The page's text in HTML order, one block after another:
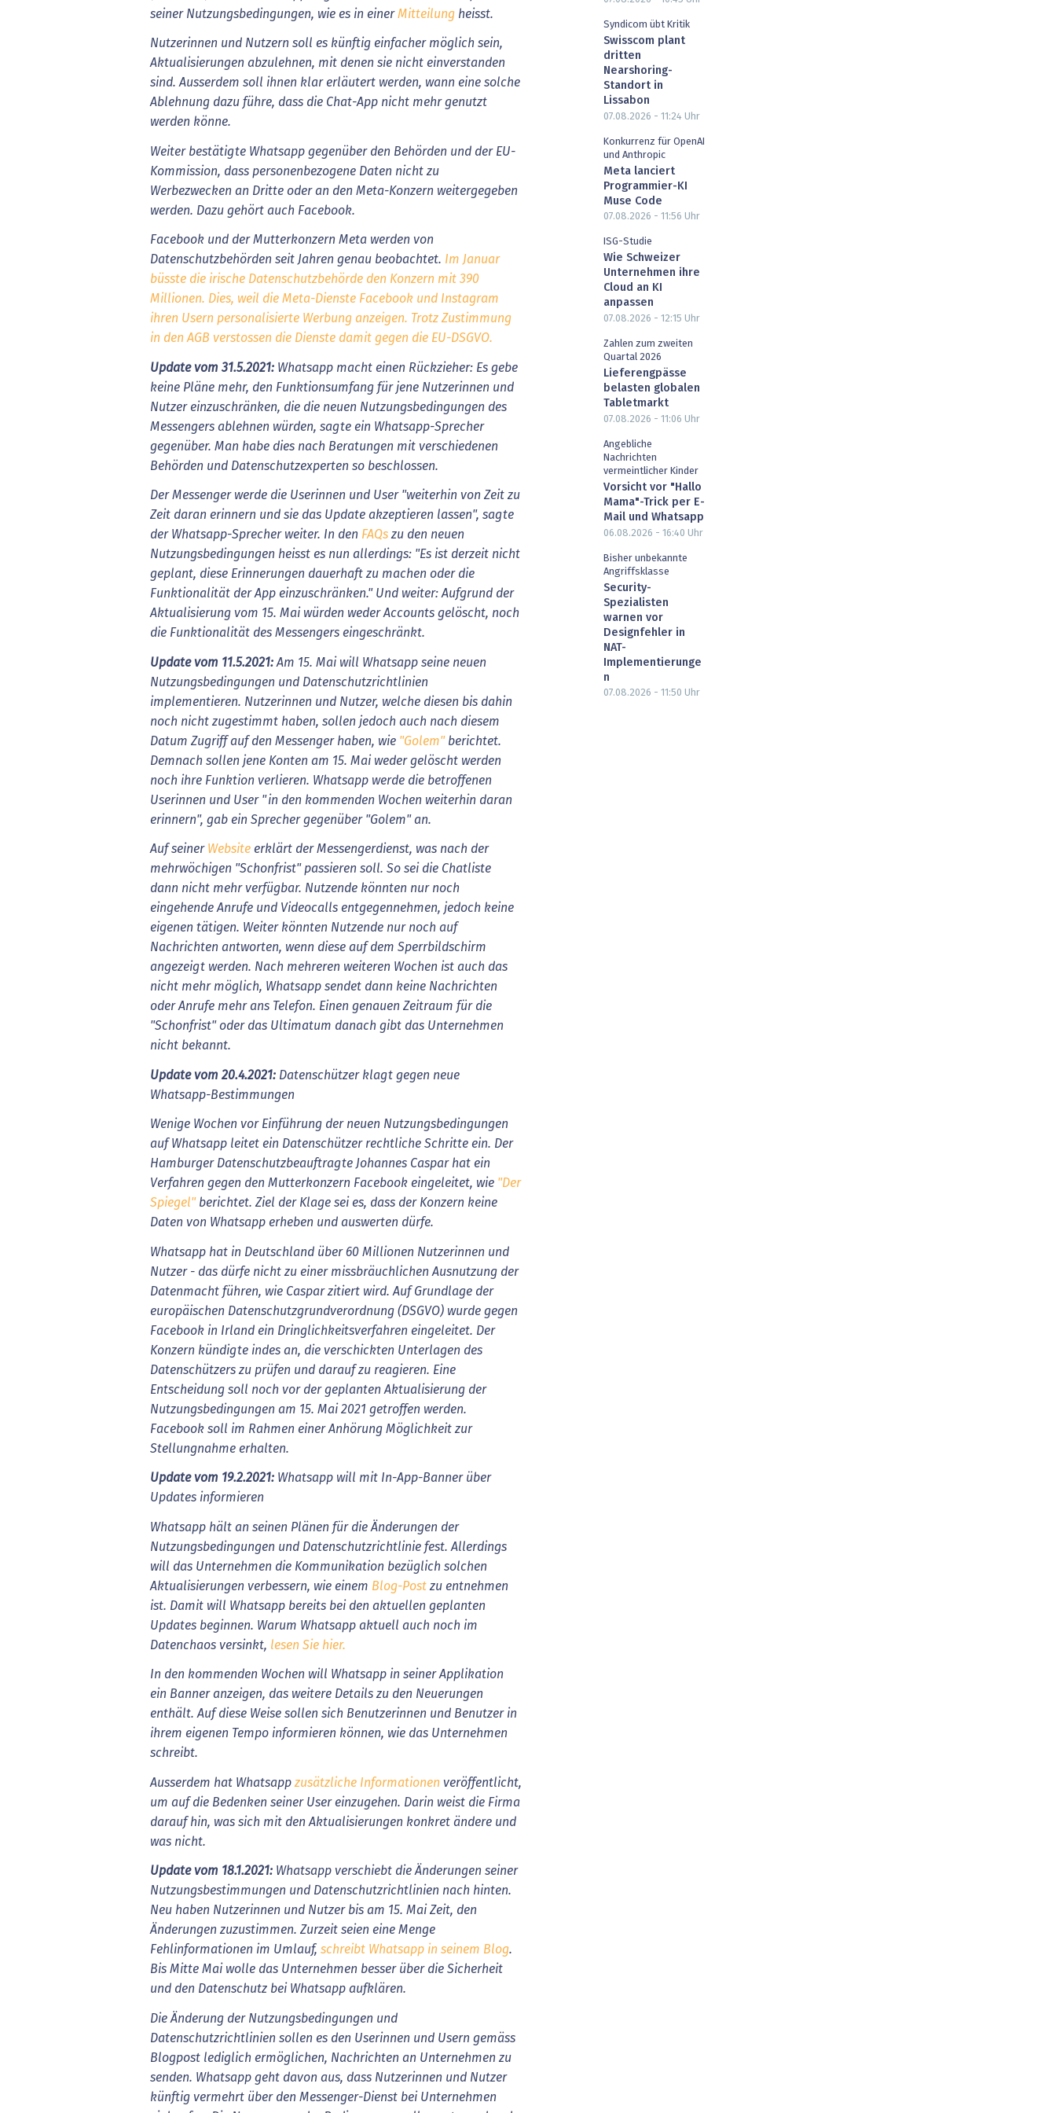
seiner Nutzungsbedingungen, wie es in einerMitteilung heisst.
Nutzerinnen und Nutzern soll es künftig einfacher möglich sein,
Aktualisierungen abzulehnen, mit denen sie nicht einverstanden
sind. Ausserdem soll ihnen klar erläutert werden, wann eine solche
Ablehnung dazu führe, dass die Chat-App nicht mehr genutzt
werden könne.
Weiter bestätigte Whatsapp gegenüber den Behörden und der EU-
Kommission, dass personenbezogene Daten nicht zu
Werbezwecken an Dritte oder an den Meta-Konzern weitergegeben
werden. Dazu gehört auch Facebook.
Facebook und der Mutterkonzern Meta werden von
Datenschutzbehörden seit Jahren genau beobachtet. Im Januar
büsste die irische Datenschutzbehörde den Konzern mit 390
Millionen. Dies, weil die Meta-Dienste Facebook und Instagram
ihren Usern personalisierte Werbung anzeigen. Trotz Zustimmung
in den AGB verstossen die Dienste damit gegen die EU-DSGVO.
Update vom 31.5.2021: Whatsapp macht einen Rückzieher: Es gebe
keine Pläne mehr, den Funktionsumfang für jene Nutzerinnen und
Nutzer einzuschränken, die die neuen Nutzungsbedingungen des
Messengers ablehnen würden, sagte ein Whatsapp-Sprecher
gegenüber. Man habe dies nach Beratungen mit verschiedenen
Behörden und Datenschutzexperten so beschlossen.
Der Messenger werde die Userinnen und User "weiterhin von Zeit zu
Zeit daran erinnern und sie das Update akzeptieren lassen", sagte
der Whatsapp-Sprecher weiter. In den FAQs zu den neuen
Nutzungsbedingungen heisst es nun allerdings: "Es ist derzeit nicht
geplant, diese Erinnerungen dauerhaft zu machen oder die
Funktionalität der App einzuschränken." Und weiter: Aufgrund der
Aktualisierung vom 15. Mai würden weder Accounts gelöscht, noch
die Funktionalität des Messengers eingeschränkt.
Update vom 11.5.2021: Am 15. Mai will Whatsapp seine neuen
Nutzungsbedingungen und Datenschutzrichtlinien
implementieren. Nutzerinnen und Nutzer, welche diesen bis dahin
noch nicht zugestimmt haben, sollen jedoch auch nach diesem
Datum Zugriff auf den Messenger haben, wie "Golem" berichtet.
Demnach sollen jene Konten am 15. Mai weder gelöscht werden
noch ihre Funktion verlieren. Whatsapp werde die betroffenen
Userinnen und User "in den kommenden Wochen weiterhin daran
erinnern", gab ein Sprecher gegenüber "Golem" an.
Auf seiner Website erklärt der Messengerdienst, was nach der
mehrwöchigen "Schonfrist" passieren soll. So sei die Chatliste
dann nicht mehr verfügbar. Nutzende könnten nur noch
eingehende Anrufe und Videocalls entgegennehmen, jedoch keine
eigenen tätigen. Weiter könnten Nutzende nur noch auf
Nachrichten antworten, wenn diese auf dem Sperrbildschirm
angezeigt werden. Nach mehreren weiteren Wochen ist auch das
nicht mehr möglich, Whatsapp sendet dann keine Nachrichten
oder Anrufe mehr ans Telefon. Einen genauen Zeitraum für die
"Schonfrist" oder das Ultimatum danach gibt das Unternehmen
nicht bekannt.
Update vom 20.4.2021: Datenschützer klagt gegen neue
Whatsapp-Bestimmungen
Wenige Wochen vor Einführung der neuen Nutzungsbedingungen
auf Whatsapp leitet ein Datenschützer rechtliche Schritte ein. Der
Hamburger Datenschutzbeauftragte Johannes Caspar hat ein
Verfahren gegen den Mutterkonzern Facebook eingeleitet, wie "Der
Spiegel" berichtet. Ziel der Klage sei es, dass der Konzern keine
Daten von Whatsapp erheben und auswerten dürfe.
Whatsapp hat in Deutschland über 60 Millionen Nutzerinnen und
Nutzer - das dürfe nicht zu einer missbräuchlichen Ausnutzung der
Datenmacht führen, wie Caspar zitiert wird. Auf Grundlage der
europäischen Datenschutzgrundverordnung (DSGVO) wurde gegen
Facebook in Irland ein Dringlichkeitsverfahren eingeleitet. Der
Konzern kündigte indes an, die verschickten Unterlagen des
Datenschützers zu prüfen und darauf zu reagieren. Eine
Entscheidung soll noch vor der geplanten Aktualisierung der
Nutzungsbedingungen am 15. Mai 2021 getroffen werden.
Facebook soll im Rahmen einer Anhörung Möglichkeit zur
Stellungnahme erhalten.
Update vom 19.2.2021: Whatsapp will mit In-App-Banner über
Updates informieren
Whatsapp hält an seinen Plänen für die Änderungen der
Nutzungsbedingungen und Datenschutzrichtlinie fest. Allerdings
will das Unternehmen die Kommunikation bezüglich solchen
Aktualisierungen verbessern, wie einem Blog-Post zu entnehmen
ist. Damit will Whatsapp bereits bei den aktuellen geplanten
Updates beginnen. Warum Whatsapp aktuell auch noch im
Datenchaos versinkt, lesen Sie hier.
In den kommenden Wochen will Whatsapp in seiner Applikation
ein Banner anzeigen, das weitere Details zu den Neuerungen
enthält. Auf diese Weise sollen sich Benutzerinnen und Benutzer in
ihrem eigenen Tempo informieren können, wie das Unternehmen
schreibt.
Ausserdem hat Whatsapp zusätzliche Informationen veröffentlicht,
um auf die Bedenken seiner User einzugehen. Darin weist die Firma
darauf hin, was sich mit den Aktualisierungen konkret ändere und
was nicht.
Update vom 18.1.2021: Whatsapp verschiebt die Änderungen seiner
Nutzungsbestimmungen und Datenschutzrichtlinien nach hinten.
Neu haben Nutzerinnen und Nutzer bis am 15. Mai Zeit, den
Änderungen zuzustimmen. Zurzeit seien eine Menge
Fehlinformationen im Umlauf, schreibt Whatsapp in seinem Blog.
Bis Mitte Mai wolle das Unternehmen besser über die Sicherheit
und den Datenschutz bei Whatsapp aufklären.
Die Änderung der Nutzungsbedingungen und
Datenschutzrichtlinien sollen es den Userinnen und Usern gemäss
Blogpost lediglich ermöglichen, Nachrichten an Unternehmen zu
senden. Whatsapp geht davon aus, dass Nutzerinnen und Nutzer
künftig vermehrt über den Messenger-Dienst bei Unternehmen
Syndicom übt Kritik
Swisscom plant
dritten
Nearshoring-
Standort in
Lissabon
07.08.2026 - 11:24 Uhr
Konkurrenz für OpenAI
und Anthropic
Meta lanciert
Programmier-KI
Muse Code
07.08.2026 - 11:56 Uhr
ISG-Studie
Wie Schweizer
Unternehmen ihre
Cloud an KI
anpassen
07.08.2026 - 12:15 Uhr
Zahlen zum zweiten
Quartal 2026
Lieferengpässe
belasten globalen
Tabletmarkt
07.08.2026 - 11:06 Uhr
Angebliche
Nachrichten
vermeintlicher Kinder
Vorsicht vor "Hallo
Mama"-Trick per E-
Mail und Whatsapp
06.08.2026 - 16:40 Uhr
Bisher unbekannte
Angriffsklasse
Security-
Spezialisten
warnen vor
Designfehler in
NAT-
Implementierunge
n
07.08.2026 - 11:50 Uhr